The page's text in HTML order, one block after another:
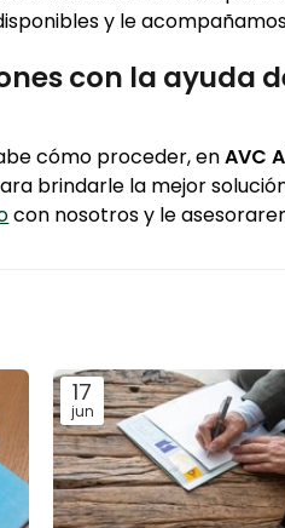
y le
con la ayuda
cómo proceder, enAVC
brindarle la mejor
con nosotros y le
17
jun